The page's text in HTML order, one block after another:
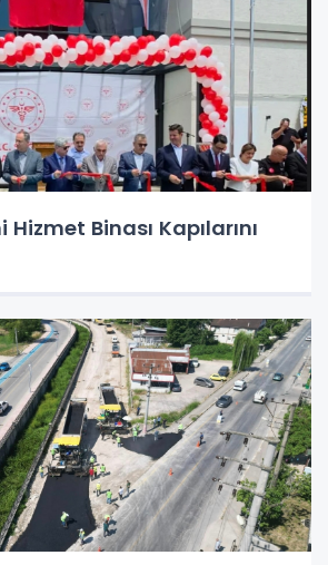
Hizmet Binası Kapılarını